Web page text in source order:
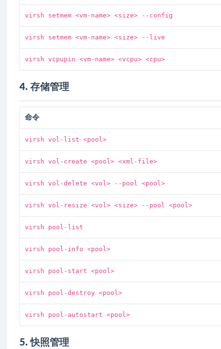
virsh setmem <vm-name> <size> --config
virsh setmem <vm-name> <size> --live
virsh vcpupin <vm-name> <vcpu> <cpu>
4. 存储管理
命令
virsh vol-list <pool>
virsh vol-create <pool> <xml-file>
virsh vol-delete <vol> --pool <pool>
virsh vol-resize <vol> <size> --pool <pool>
virsh pool-list
virsh pool-info <pool>
virsh pool-start <pool>
virsh pool-destroy <pool>
virsh pool-autostart <pool>
5. 快照管理